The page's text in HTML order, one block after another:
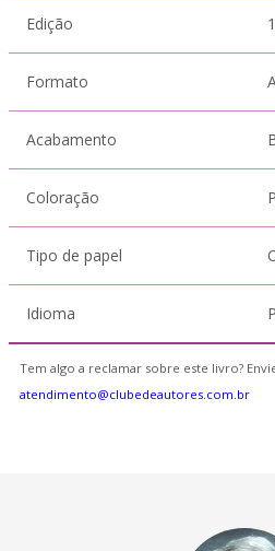
Edição
Formato
Acabamento
Coloração
Tipo de papel
Idioma
Tem algo a reclamar sobre este livro?
atendimento@clubedeautores.com.br